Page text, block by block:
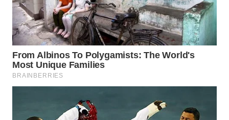
WAHANA
TRAVEL
WAHANA
TV